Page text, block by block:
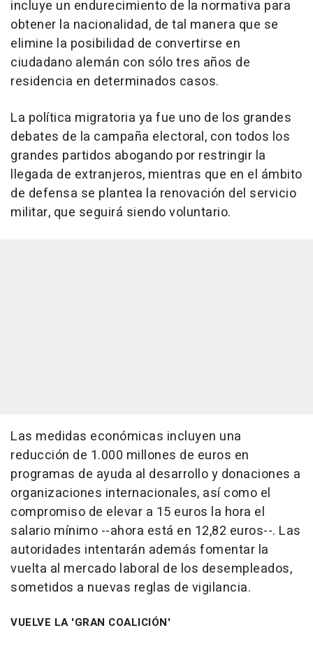
incluye un endurecimiento de la normativa para
obtener la nacionalidad, de tal manera que se
elimine la posibilidad de convertirse en
ciudadano alemán con sólo tres años de
residencia en determinados casos.
La política migratoria ya fue uno de los grandes
debates de la campaña electoral, con todos los
grandes partidos abogando por restringir la
llegada de extranjeros, mientras que en el ámbito
de defensa se plantea la renovación del servicio
militar, que seguirá siendo voluntario.
Las medidas económicas incluyen una
reducción de 1.000 millones de euros en
programas de ayuda al desarrollo y donaciones a
organizaciones internacionales, así como el
compromiso de elevar a 15 euros la hora el
salario mínimo --ahora está en 12,82 euros--. Las
autoridades intentarán además fomentar la
vuelta al mercado laboral de los desempleados,
sometidos a nuevas reglas de vigilancia.
VUELVE LA 'GRAN COALICIÓN'